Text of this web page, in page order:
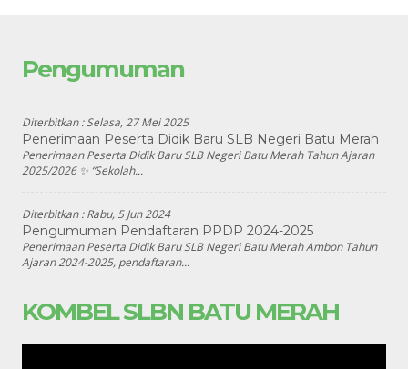
Pengumuman
Diterbitkan :Selasa, 27 Mei 2025
Penerimaan Peserta Didik Baru SLB Negeri Batu Merah
Penerimaan Peserta Didik Baru SLB Negeri Batu Merah Tahun Ajaran
2025/2026 ✨ “Sekolah...
Diterbitkan :Rabu, 5 Jun 2024
Pengumuman Pendaftaran PPDP 2024-2025
Penerimaan Peserta Didik Baru SLB Negeri Batu Merah Ambon Tahun
Ajaran 2024-2025, pendaftaran...
KOMBEL SLBN BATU MERAH